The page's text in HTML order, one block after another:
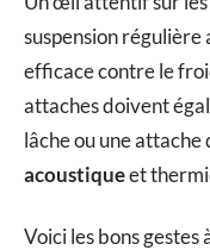
suspension régulière
efficace contre le
attaches doivent
lâche ou une
acoustiqueet
Voici les bons